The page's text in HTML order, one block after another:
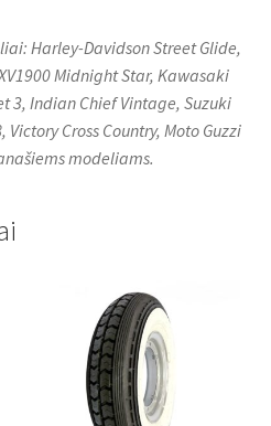
Harley-Davidson Street Glide,
Midnight Star, Kawasaki
3, Indian Chief Vintage, Suzuki
Victory Cross Country, Moto Guzzi
modeliams.